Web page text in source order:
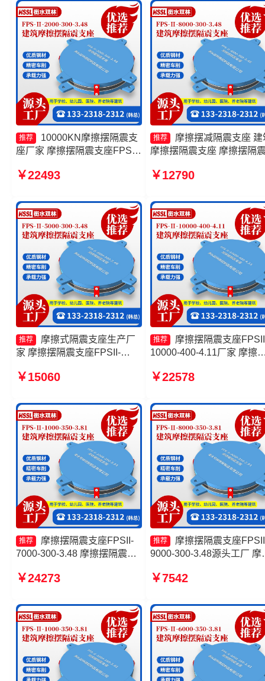
推荐
10000KN摩擦摆隔震支
座厂家 摩擦摆隔震支座FPSII-
摆隔震支座FPSII-9000-300-
FPSII-10000-350-3.81生产厂
家
￥22493
推荐
摩擦摆减隔震支座 建
摩擦摆隔震支座 摩擦摆隔
摩擦摆式减隔震支座源头
￥12790
推荐
摩擦式隔震支座生产厂
家 摩擦摆隔震支座FPSII-
震支座FPSII-4000-300-3.48
源头工厂
￥15060
推荐
摩擦摆隔震支座
10000-400-4.11厂家 摩擦
厂家 摩擦复摆隔震支座生
￥22578
推荐
摩擦摆隔震支座FPSII-
7000-300-3.48 摩擦摆隔震支
摩擦隔震支座源头工厂 摩擦摆
￥24273
推荐
摩擦摆隔震支座
9000-300-3.48源头工厂 摩
隔震支座FPSII-1000-350-
家
￥7542